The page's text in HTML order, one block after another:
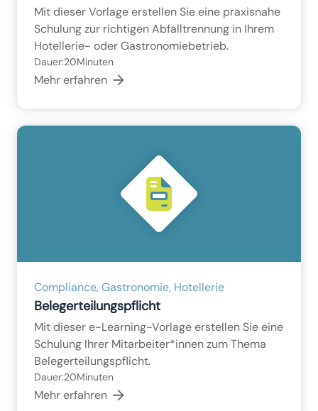
Mit dieser Vorlage erstellen Sie eine praxisnahe
Schulung zur richtigen Abfalltrennung in Ihrem
Hotellerie- oder Gastronomiebetrieb.
Dauer:20Minuten
Mehr erfahren
Compliance, Gastronomie, Hotellerie
Belegerteilungspflicht
Mit dieser e-Learning-Vorlage erstellen Sie eine
Schulung Ihrer Mitarbeiter*innen zum Thema
Belegerteilungspflicht.
Dauer:20Minuten
Mehr erfahren